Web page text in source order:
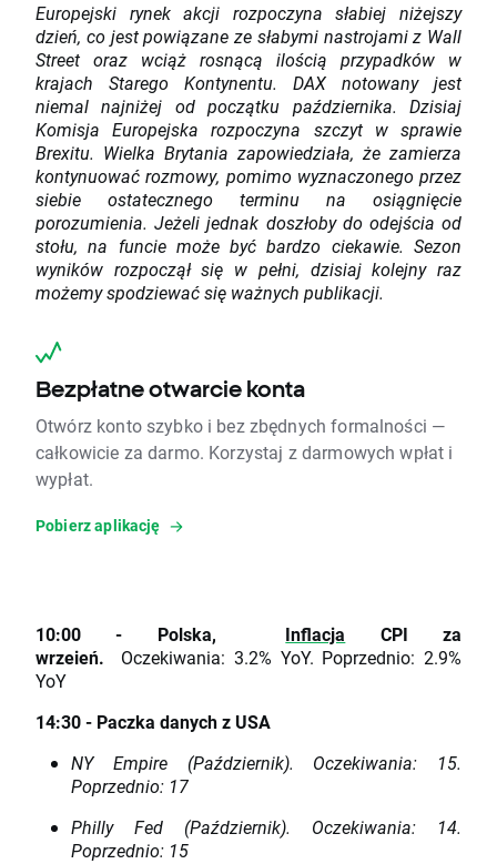
Europejski rynek akcji rozpoczyna słabiej niżejszy
dzień, co jest powiązane ze słabymi nastrojami z Wall
Street oraz wciąż rosnącą ilością przypadków w
krajach Starego Kontynentu. DAX notowany jest
niemal najniżej od początku października. Dzisiaj
Komisja Europejska rozpoczyna szczyt w sprawie
Brexitu. Wielka Brytania zapowiedziała, że zamierza
kontynuować rozmowy, pomimo wyznaczonego przez
siebie ostatecznego terminu na osiągnięcie
porozumienia. Jeżeli jednak doszłoby do odejścia od
stołu, na funcie może być bardzo ciekawie. Sezon
wyników rozpoczął się w pełni, dzisiaj kolejny raz
możemy spodziewać się ważnych publikacji.
Bezpłatne otwarcie konta
Otwórz konto szybko i bez zbędnych formalności —
całkowicie za darmo. Korzystaj z darmowych wpłat i
wypłat.
Pobierz aplikację
10:00 - Polska, Inflacja CPI za
wrzeień.
Oczekiwania: 3.2% YoY. Poprzednio: 2.9%
YoY
14:30 - Paczka danych z USA
NY Empire (Październik). Oczekiwania: 15.
Poprzednio: 17
Philly Fed (Październik). Oczekiwania: 14.
Poprzednio: 15